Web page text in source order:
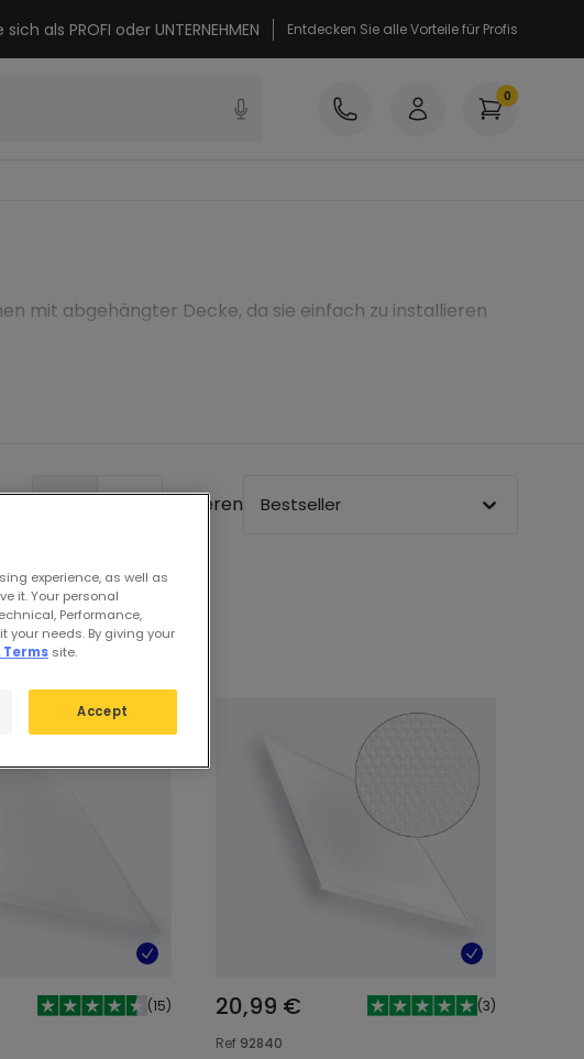
als PROFI oder UNTERNEHMEN Entdecken Sie alle Vorteile für Profis
0
mit abgehängter Decke, da sie einfach zu installieren
Sortieren Bestseller
(15)
20,99 € (3)
Ref 92840
experience, as well as
it. Your personal
Performance,
your needs. By giving your
Terms site.
Accept